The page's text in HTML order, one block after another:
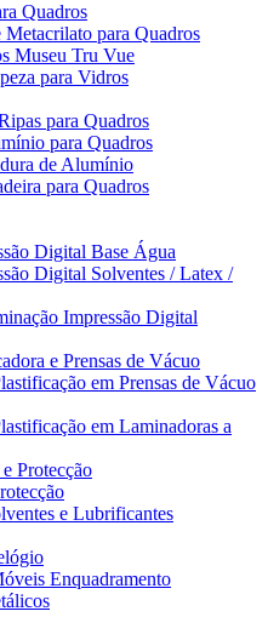
Quadros
para Quadros
Museu Tru Vue
para Vidros
para Quadros
para Quadros
de Alumínio
para Quadros
Digital Base Água
Digital Solventes / Latex /
Impressão Digital
e Prensas de Vácuo
em Prensas de Vácuo
em Laminadoras a
Protecção
e Lubrificantes
Enquadramento